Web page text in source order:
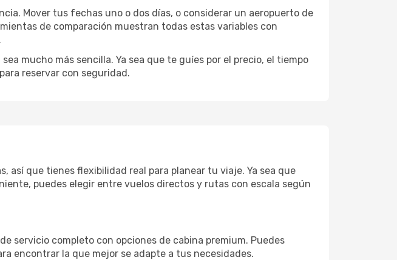
Mover tus fechas uno o dos días, o considerar un aeropuerto de
de comparación muestran todas estas variables con
mucho más sencilla. Ya sea que te guíes por el precio, el tiempo
reservar con seguridad.
así que tienes flexibilidad real para planear tu viaje. Ya sea que
puedes elegir entre vuelos directos y rutas con escala según
servicio completo con opciones de cabina premium. Puedes
encontrar la que mejor se adapte a tus necesidades.